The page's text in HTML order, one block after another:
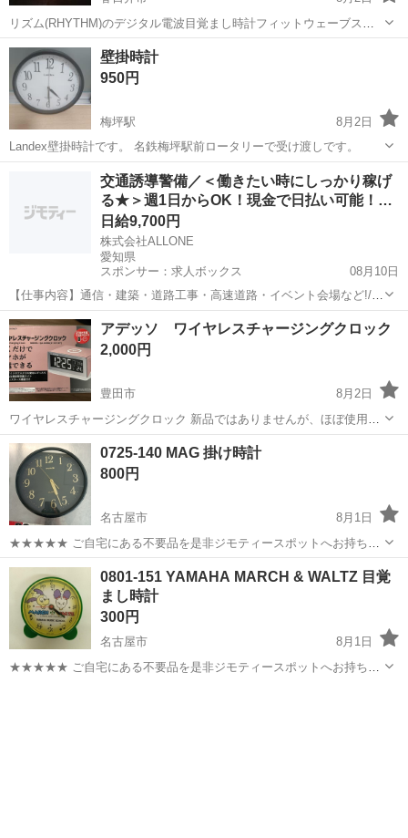
リズム(RHYTHM)のデジタル電波目覚まし時計フィットウェーブスマ
ート (型番：8RZ166SR03) です。 液晶画面には、現在時刻に加えてカ
レンダー、温度、湿度、六曜が表示されています。 画面には電子音ア
ラームやラ...
愛知 春日井市 時計
壁掛時計
950円
梅坪駅
8月2日
Landex壁掛時計です。 名鉄梅坪駅前ロータリーで受け渡しです。
梅坪駅 時計 壁掛
交通誘導警備／＜働きたい時にしっかり稼げ
る★＞週1日からOK！現金で日払い可能！…
日給9,700円
株式会社ALLONE
愛知県
スポンサー：求人ボックス
08月10日
【仕事内容】通信・建築・道路工事・高速道路・イベント会場など!/
閑散期なしで安定収入 常に現場あり! <主な業務内容> 歩行者や車両の
誘導を行い、 交通渋滞や事故を未然に防ぐお仕事です。 地域の“安
全”を守る、やりがいあるポジシ...
アルバイト・パート
アデッソ ワイヤレスチャージングクロック
2,000円
豊田市
8月2日
ワイヤレスチャージングクロック 新品ではありませんが、ほぼ使用し
ていません。 上にシミ？のようなものがあります。 画像でご確認お願
いします。 箱、説明書付きです。 受け渡し場所は相談してください！
愛知 豊田市
0725-140 MAG 掛け時計
800円
名古屋市
8月1日
★★★★★ ご自宅にある不要品を是非ジモティースポットへお持ち込
みしませんか？ 家電、趣味・スポーツ・レジャー用品、こども用品、
衣料服飾品、生活雑貨、家具、本、CD・DVDなどが無料でまとめて持
ち込めます！ ※詳細はこ...
愛知 名古屋市
0801-151 YAMAHA MARCH & WALTZ 目覚
まし時計
300円
名古屋市
8月1日
★★★★★ ご自宅にある不要品を是非ジモティースポットへお持ち込